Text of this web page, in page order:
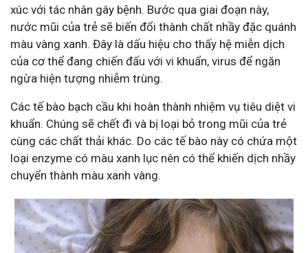
xúc với tác nhân gây bệnh. Bước qua giai đoạn này,
nước mũi của trẻ sẽ biến đổi thành chất nhầy đặc quánh
màu vàng xanh. Đây là dấu hiệu cho thấy hệ miễn dịch
của cơ thể đang chiến đấu với vi khuẩn, virus để ngăn
ngừa hiện tượng nhiễm trùng.
Các tế bào bạch cầu khi hoàn thành nhiệm vụ tiêu diệt vi
khuẩn. Chúng sẽ chết đi và bị loại bỏ trong mũi của trẻ
cùng các chất thải khác. Do các tế bào này có chứa một
loại enzyme có màu xanh lục nên có thể khiến dịch nhầy
chuyển thành màu xanh vàng.